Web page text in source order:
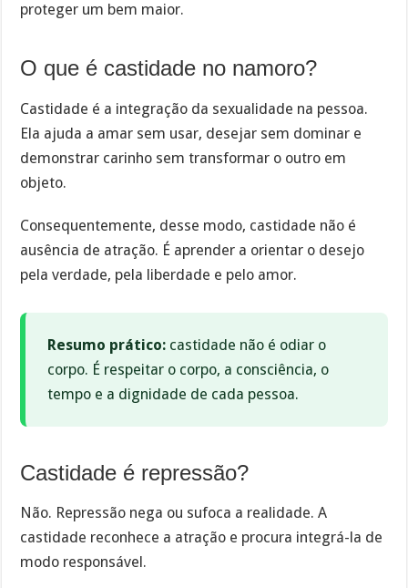
proteger um bem maior.
O que é castidade no namoro?
Castidade é a integração da sexualidade na pessoa.
Ela ajuda a amar sem usar, desejar sem dominar e
demonstrar carinho sem transformar o outro em
objeto.
Consequentemente, desse modo, castidade não é
ausência de atração. É aprender a orientar o desejo
pela verdade, pela liberdade e pelo amor.
Resumo prático: castidade não é odiar o
corpo. É respeitar o corpo, a consciência, o
tempo e a dignidade de cada pessoa.
Castidade é repressão?
Não. Repressão nega ou sufoca a realidade. A
castidade reconhece a atração e procura integrá-la de
modo responsável.